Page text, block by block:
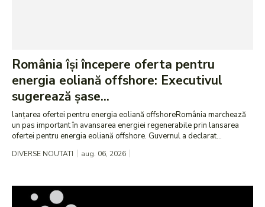
România își începere oferta pentru
energia eoliană offshore: Executivul
sugerează șase...
lanțarea ofertei pentru energia eoliană offshoreRomânia marchează
un pas important în avansarea energiei regenerabile prin lansarea
ofertei pentru energia eoliană offshore. Guvernul a declarat...
DIVERSE NOUTATI aug. 06, 2026